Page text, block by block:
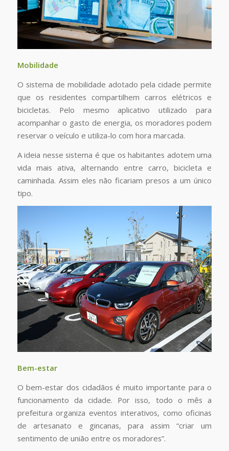
Mobilidade
O sistema de mobilidade adotado pela cidade permite
que os residentes compartilhem carros elétricos e
bicicletas. Pelo mesmo aplicativo utilizado para
acompanhar o gasto de energia, os moradores podem
reservar o veículo e utiliza-lo com hora marcada.
A ideia nesse sistema é que os habitantes adotem uma
vida mais ativa, alternando entre carro, bicicleta e
caminhada. Assim eles não ficariam presos a um único
tipo.
Bem-estar
O bem-estar dos cidadãos é muito importante para o
funcionamento da cidade. Por isso, todo o mês a
prefeitura organiza eventos interativos, como oficinas
de artesanato e gincanas, para assim “criar um
sentimento de união entre os moradores”.